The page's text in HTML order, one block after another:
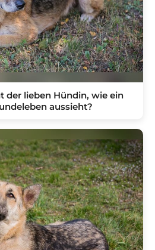
der lieben Hündin, wie ein
aussieht?